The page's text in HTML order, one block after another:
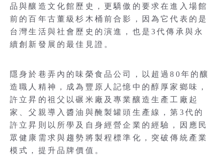
品與釀造文化館歷史，更驕傲的要求在進入場館
前的百年古董級杉木桶前合影，因為它代表的是
台灣生活與社會歷史的演進，也是3代傳承與永
續創新發展的最佳見證。
隱身於巷弄內的味榮食品公司，以超過80年的釀
造職人精神，成為豐原人記憶中的醇厚家鄉味，
許立昇的祖父以碾米廠及專業釀造生產工廠起
家、父親導入醬油與醃製罐頭生產線，第3代的
許立昇則以所學及自身經營企業的經驗，因應民
眾健康需求與趨勢將製程標準化，突破傳統產業
模式，提升品牌價值。